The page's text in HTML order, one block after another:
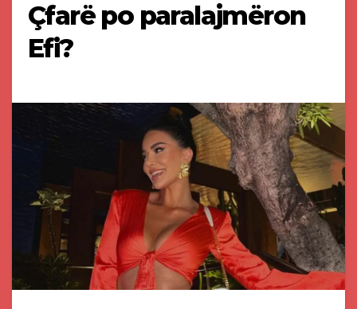
Çfarë po paralajmëron
Efi?